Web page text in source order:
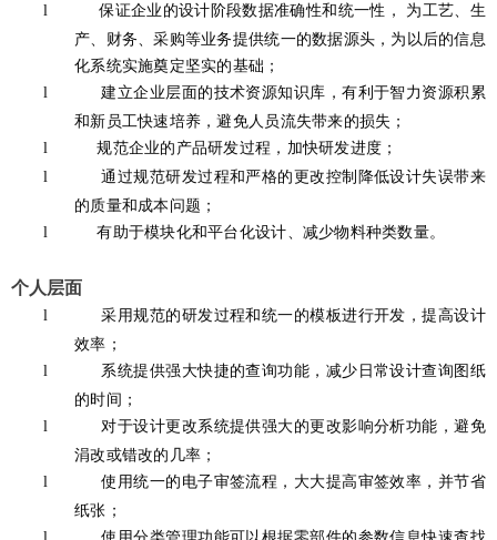
l 保证企业的设计阶段数据准确性和统一性，
为工艺、生
产、财务、采购等业务提供统一的数据源头，为以后的信息
化系统实施奠定坚实的基础；
l
建立企业层面的技术资源知识库，有利于智力资源积累
和新员工快速培养，避免人员流失带来的损失；
l
规范企业的产品研发过程，加快研发进度；
l
通过规范研发过程和严格的更改控制降低设计失误带来
的质量和成本问题；
l
有助于模块化和平台化设计、减少物料种类数量。
个人层面
l
采用规范的研发过程和统一的模板进行开发，提高设计
效率；
l
系统提供强大快捷的查询功能，减少日常设计查询图纸
的时间；
l
对于设计更改系统提供强大的更改影响分析功能，避免
涓改或错改的几率；
l
使用统一的电子审签流程，大大提高审签效率，并节省
纸张；